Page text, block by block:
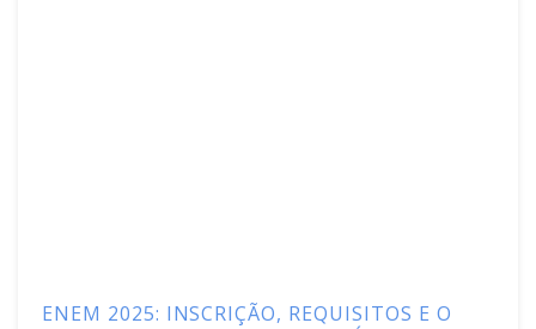
ENEM 2025: INSCRIÇÃO, REQUISITOS E O